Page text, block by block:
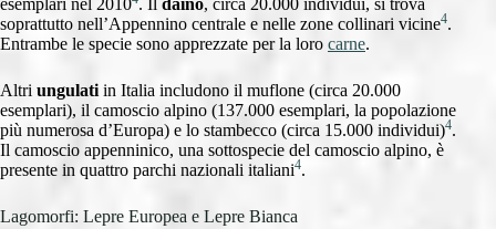
esemplari nel 2010 . Il daino, circa 20.000 individui, si trova
soprattutto nell’Appennino centrale e nelle zone collinari vicine4.
Entrambe le specie sono apprezzate per la loro carne.
Altri ungulati in Italia includono il muflone (circa 20.000
esemplari), il camoscio alpino (137.000 esemplari, la popolazione
più numerosa d’Europa) e lo stambecco (circa 15.000 individui)4.
Il camoscio appenninico, una sottospecie del camoscio alpino, è
presente in quattro parchi nazionali italiani4.
Lagomorfi: Lepre Europea e Lepre Bianca